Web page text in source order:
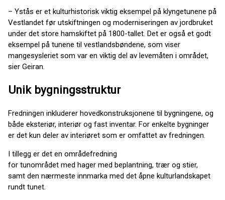
– Ystås er et kulturhistorisk viktig eksempel på klyngetunene på
Vestlandet før utskiftningen og moderniseringen av jordbruket
under det store hamskiftet på 1800-tallet. Det er også et godt
eksempel på tunene til vestlandsbøndene, som viser
mangesysleriet som var en viktig del av levemåten i området,
sier Geiran.
Unik bygningsstruktur
Fredningen inkluderer hovedkonstruksjonene til bygningene, og
både eksteriør, interiør og fast inventar. For enkelte bygninger
er det kun deler av interiøret som er omfattet av fredningen.
I tillegg er det en områdefredning
for tunområdet med hager med beplantning, trær og stier,
samt den nærmeste innmarka med det åpne kulturlandskapet
rundt tunet.